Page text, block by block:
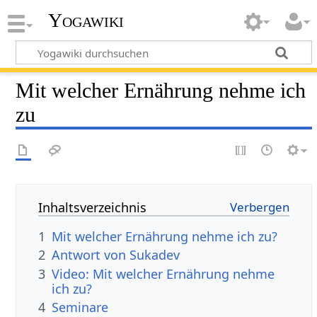
Yogawiki
Mit welcher Ernährung nehme ich
zu
Inhaltsverzeichnis
1 Mit welcher Ernährung nehme ich zu?
2 Antwort von Sukadev
3 Video: Mit welcher Ernährung nehme
ich zu?
4 Seminare